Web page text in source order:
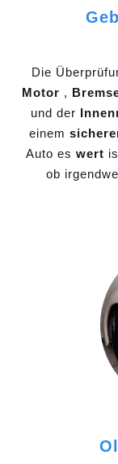
Die
Motor ,
und der
einem
Auto es wert
ob